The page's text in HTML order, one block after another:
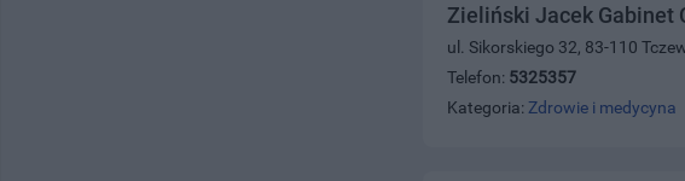
Zieliński Jacek Gabinet
ul. Sikorskiego 32, 83-110
Telefon: 5325357
Kategoria: Zdrowie i medycyna